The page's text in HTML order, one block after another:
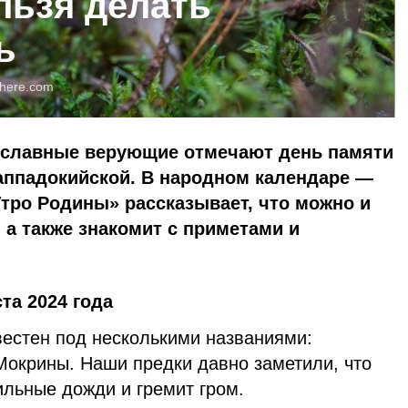
верующие отмечают день памяти
В народном календаре —
Родины» рассказывает, что можно и
также знакомит с приметами и
2024 года
под несколькими названиями:
Наши предки давно заметили, что
дожди и гремит гром.